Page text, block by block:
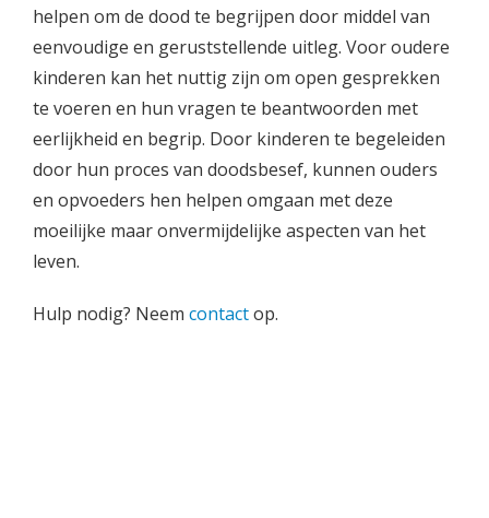
helpen om de dood te begrijpen door middel van
eenvoudige en geruststellende uitleg. Voor oudere
kinderen kan het nuttig zijn om open gesprekken
te voeren en hun vragen te beantwoorden met
eerlijkheid en begrip. Door kinderen te begeleiden
door hun proces van doodsbesef, kunnen ouders
en opvoeders hen helpen omgaan met deze
moeilijke maar onvermijdelijke aspecten van het
leven.
Hulp nodig? Neem contactop.